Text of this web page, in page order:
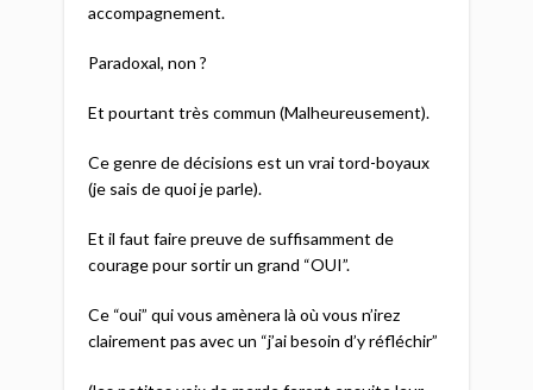
accompagnement.
Paradoxal, non ?
Et pourtant très commun (Malheureusement).
Ce genre de décisions est un vrai tord-boyaux
(je sais de quoi je parle).
Et il faut faire preuve de suffisamment de
courage pour sortir un grand “OUI”.
Ce “oui” qui vous amènera là où vous n’irez
clairement pas avec un “j’ai besoin d’y réfléchir”